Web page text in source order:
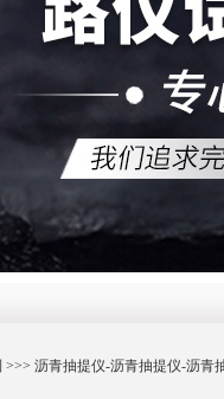
>>> 沥青抽提仪-沥青抽提仪-沥青